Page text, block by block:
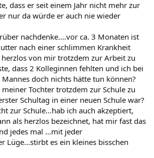
dass er seit einem Jahr nicht mehr zur
nur da würde er auch nie wieder
nachdenke....vor ca. 3 Monaten ist
nach einer schlimmen Krankheit
von mir trotzdem zur Arbeit zu
dass 2 Kolleginnen fehlten und ich bei
doch nichts hätte tun können?
Tochter trotzdem zur Schule zu
Schultag in einer neuen Schule war?
zur Schule...hab ich auch akzeptiert,
als herzlos bezeichnet, hat mir fast das
jedes mal ...mit jeder
Lüge...stirbt es ein kleines bisschen